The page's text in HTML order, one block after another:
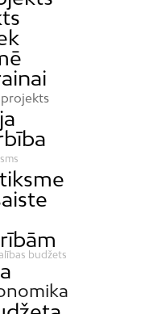
projekts
budžets